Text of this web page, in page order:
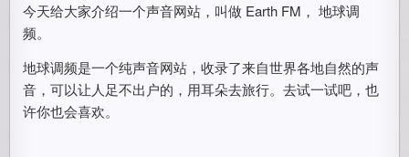
今天给大家介绍一个声音网站，叫做 Earth FM， 地球调
频。
地球调频是一个纯声音网站，收录了来自世界各地自然的声
音，可以让人足不出户的，用耳朵去旅行。去试一试吧，也
许你也会喜欢。